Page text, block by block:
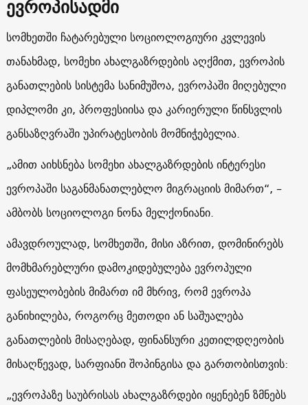
ევროპისადმი
სომხეთში ჩატარებული სოციოლოგიური კვლევის
თანახმად, სომეხი ახალგაზრდების აღქმით, ევროპის
განათლების სისტემა სანიმუშოა, ევროპაში მიღებული
დიპლომი კი, პროფესიისა და კარიერული წინსვლის
განსაზღვრაში უპირატესობის მომნიჭებელია.
„ამით აიხსნება სომეხი ახალგაზრდების ინტერესი
ევროპაში საგანმანათლებლო მიგრაციის მიმართ“, –
ამბობს სოციოლოგი ნონა მელქონიანი.
ამავდროულად, სომხეთში, მისი აზრით, დომინირებს
მომხმარებლური დამოკიდებულება ევროპული
ფასეულობების მიმართ იმ მხრივ, რომ ევროპა
განიხილება, როგორც მეთოდი ან საშუალება
განათლების მისაღებად, ფინანსური კეთილდღეობის
მისაღწევად, სარფიანი შოპინგისა და გართობისთვის:
„ევროპაზე საუბრისას ახალგაზრდები იყენებენ ზმნებს